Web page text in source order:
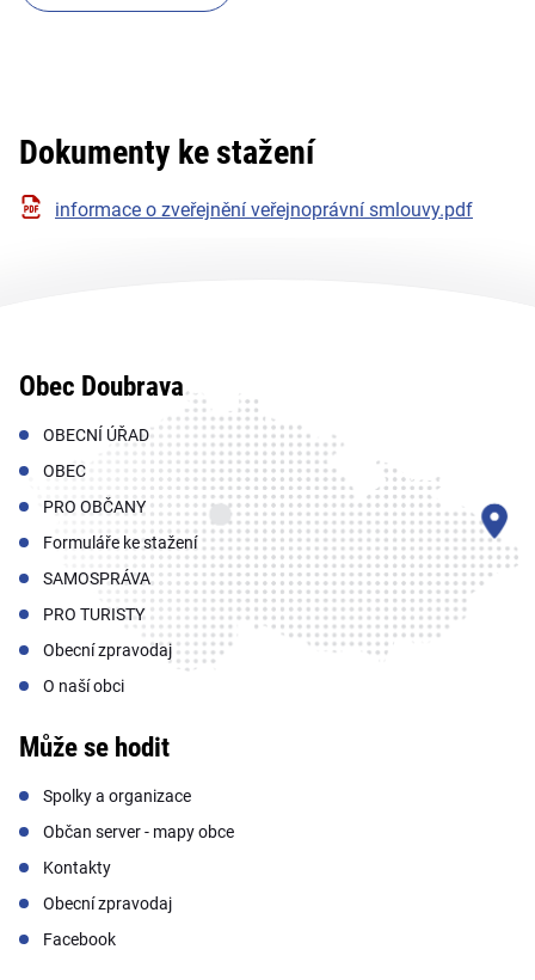
Dokumenty ke stažení
informace o zveřejnění veřejnoprávní smlouvy.pdf
Obec Doubrava
OBECNÍ ÚŘAD
OBEC
PRO OBČANY
Formuláře ke stažení
SAMOSPRÁVA
PRO TURISTY
Obecní zpravodaj
O naší obci
Může se hodit
Spolky a organizace
Občan server - mapy obce
Kontakty
Obecní zpravodaj
Facebook